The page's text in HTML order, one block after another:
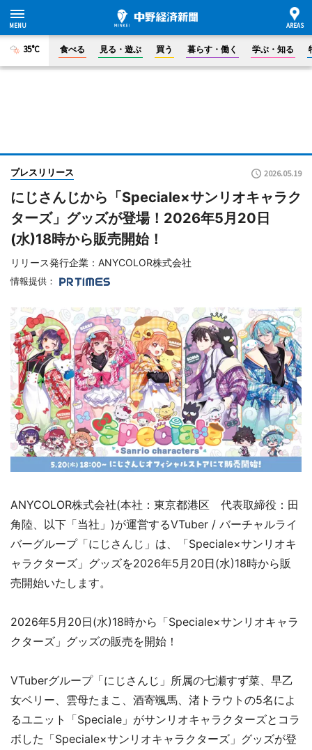
35°C 食べる 見る・遊ぶ 買う 暮らす・働く 学ぶ・知る
プレスリリース 2026.05.19
にじさんじから「Speciale×サンリオキャラク
ターズ」グッズが登場！2026年5月20日
(水)18時から販売開始！
リリース発行企業：ANYCOLOR株式会社
情報提供：
ANYCOLOR株式会社(本社：東京都港区 代表取締役：田
角陸、以下「当社」)が運営するVTuber / バーチャルライ
バーグループ「にじさんじ」は、「Speciale×サンリオキ
ャラクターズ」グッズを2026年5月20日(水)18時から販
売開始いたします。
2026年5月20日(水)18時から「Speciale×サンリオキャラ
クターズ」グッズの販売を開始！
VTuberグループ「にじさんじ」所属の七瀬すず菜、早乙
女ベリー、雲母たまこ、酒寄颯馬、渚トラウトの5名によ
るユニット「Speciale」がサンリオキャラクターズとコラ
ボした「Speciale×サンリオキャラクターズ」グッズが登